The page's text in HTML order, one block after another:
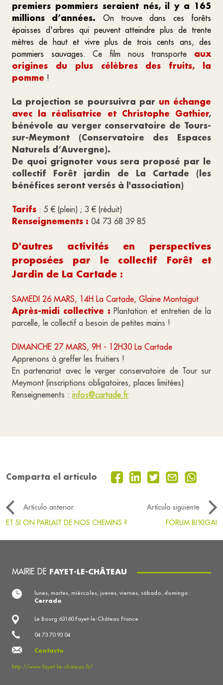
premiers pommiers seraient nés, il y a 165
millions d’années. On trouve dans ces forêts
épaisses d'arbres qui peuvent atteindre plus de trente
mètres de haut et vivre plus de trois cents ans, des
pommiers sauvages. Ce film nous transporte aux
origines du plus célèbres des fruits, la
pomme !
La projection se poursuivra par un échange
avec la réalisatrice et Christophe Gathier,
bénévole au verger conservatoire de Tours-
sur-Meymont (Conservatoire des Espaces
Naturels d’Auvergne).
De quoi grignoter vous sera proposé par le
collectif Forêt jardin de La Cartade (les
bénéfices seront versés à l'association)
Tarifs : 5 € (plein) ; 3 € (réduit)
Renseignements : 04 73 68 39 85
D'autres activités en perspectives
proposées par le collectif Forêt et
Jardin de La Cartade :
SAMEDI 26 MARS, 14H La Cartade, Glaine Montaigut
Après-midi collective : Plantation et entretien de la
parcelle, le collectif a besoin de petites mains !
DIMANCHE 27 MARS, 9H - 12H30 La Cartade
Apprenons à greffer les fruitiers !
En partenariat avec le verger conservatoire de Tour sur
Meymont (inscriptions obligatoires, places limitées)
Renseignements : infos@cartade.fr
Comparta el artículo
Artículo anterior
Artículo siguiente
ET SI ON PARLAIT DE NOS CHEMINS ?
FORUM BI'KIGAI
MAIRIE DE FAYET-LE-CHÂTEAU
Le Bourg 63160 Fayet-le-Château France
04 73 70 93 04
Contacto
http://www.fayet-le-chateau.fr/
lunes, martes, miércoles, jueves, viernes, sábado, domingo :
Cerrado